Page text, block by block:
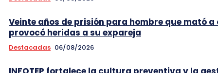
Veinte años de prisión para hombre que mató a
provocó heridas a su expareja
Destacadas 06/08/2026